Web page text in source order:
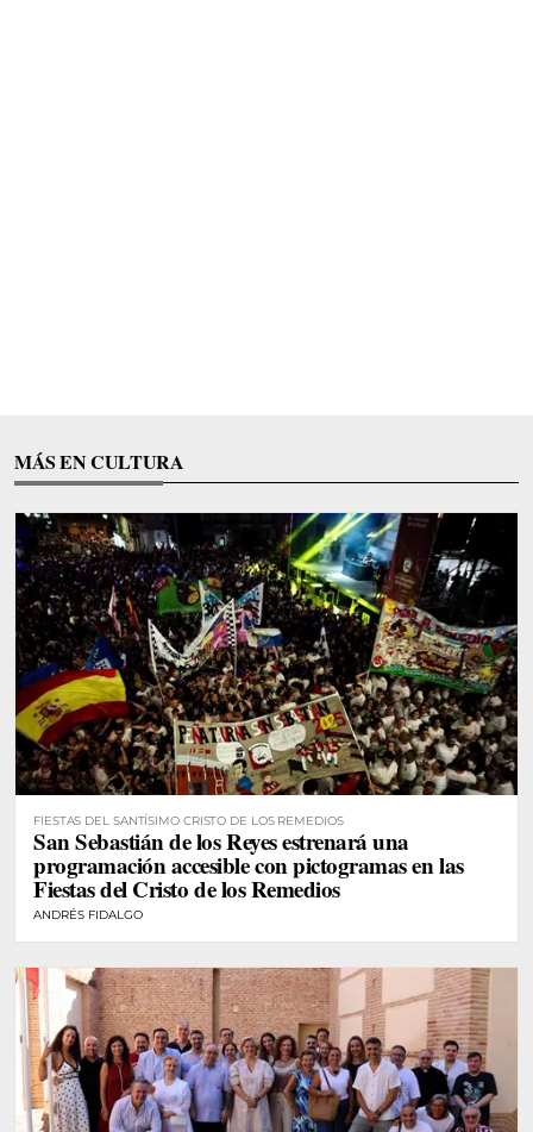
MÁS EN CULTURA
FIESTAS DEL SANTÍSIMO CRISTO DE LOS REMEDIOS
San Sebastián de los Reyes estrenará una
programación accesible con pictogramas en las
Fiestas del Cristo de los Remedios
ANDRÉS FIDALGO